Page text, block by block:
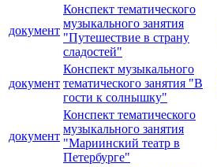
документ
Конспект тематического
музыкального занятия
"Путешествие в страну
сладостей"
документ
Конспект музыкального
тематического занятия "В
гости к солнышку"
документ
Конспект тематического
музыкального занятия
"Мариинский театр в
Петербурге"